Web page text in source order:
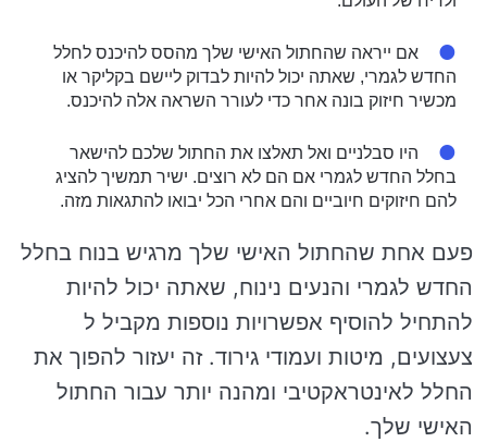
אם ייראה שהחתול האישי שלך מהסס להיכנס לחלל
החדש לגמרי, שאתה יכול להיות לבדוק ליישם בקליקר או
מכשיר חיזוק בונה אחר כדי לעורר השראה אלה להיכנס.
היו סבלניים ואל תאלצו את החתול שלכם להישאר
בחלל החדש לגמרי אם הם לא רוצים. ישיר תמשיך להציג
להם חיזוקים חיוביים והם אחרי הכל יבואו להתגאות מזה.
פעם אחת שהחתול האישי שלך מרגיש בנוח בחלל
החדש לגמרי והנעים נינוח, שאתה יכול להיות
להתחיל להוסיף אפשרויות נוספות מקביל ל
צעצועים, מיטות ועמודי גירוד. זה יעזור להפוך את
החלל לאינטראקטיבי ומהנה יותר עבור החתול
האישי שלך.